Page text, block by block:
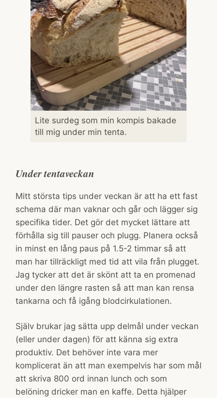
Lite surdeg som min kompis bakade
till mig under min tenta.
Under tentaveckan
Mitt största tips under veckan är att ha ett fast
schema där man vaknar och går och lägger sig
specifika tider. Det gör det mycket lättare att
förhålla sig till pauser och plugg. Planera också
in minst en lång paus på 1.5-2 timmar så att
man har tillräckligt med tid att vila från plugget.
Jag tycker att det är skönt att ta en promenad
under den längre rasten så att man kan rensa
tankarna och få igång blodcirkulationen.
Själv brukar jag sätta upp delmål under veckan
(eller under dagen) för att känna sig extra
produktiv. Det behöver inte vara mer
komplicerat än att man exempelvis har som mål
att skriva 800 ord innan lunch och som
belöning dricker man en kaffe. Detta hjälper